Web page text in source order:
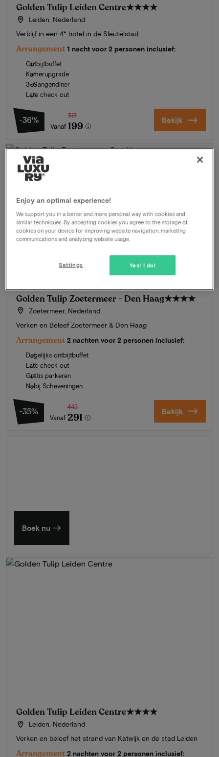
Golden Tulip Leiden Centre★★★★
Leiden, Nederland
Verblijf in een 4* hotel in de Sleutelstad
Arrangement 1 nacht voor 2 personen inclusief:
Ontbijtbuffet
Kamerupgrade
3-Gangendiner
Late check out
-36%
Vanaf
313
199 Bekijk
Golden Tulip Zoetermeer - Den Haag★★★★
Zoetermeer, Nederland
Verken en Beleef Zoetermeer & Den Haag
Arrangement 2 nachten voor 2 personen inclusief:
Dagelijks ontbijtbuffet
Late check out
Gratis parkeren
Nabij Scheveningen
-35%
Vanaf
445
291 Bekijk
Boek nu
Golden Tulip Leiden Centre★★★★
Leiden, Nederland
Verken en beleef het strand van Katwijk en de stad Leiden
Arrangement 2 nachten voor 2 personen inclusief:
Enjoy an optimal experience!
We support you in a better and more personal way with cookies and
similar techniques. By accepting cookies you agree to the storage of
cookies on your device for improving website navigation, marketing
communications and analyzing website usage.
Yes! I do!
Settings